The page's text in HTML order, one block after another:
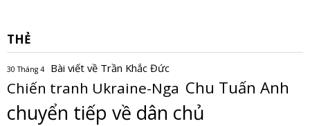
THẺ
30 Tháng 4 Bài viết về Trần Khắc Đức
Chiến tranh Ukraine-Nga Chu Tuấn Anh
chuyển tiếp về dân chủ